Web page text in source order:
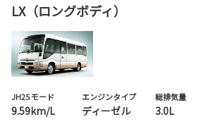
LX（ロングボディ）
JH25 モード
9.59km/L
エンジンタイプ
ディーゼル
総排気量
3.0L